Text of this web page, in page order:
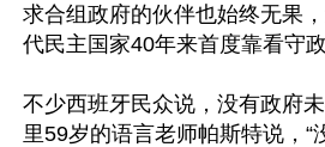
求合组政府的伙伴也始终无果
代民主国家40年来首度靠看守政
不少西班牙民众说，没有政府
里59岁的语言老师帕斯特说，“